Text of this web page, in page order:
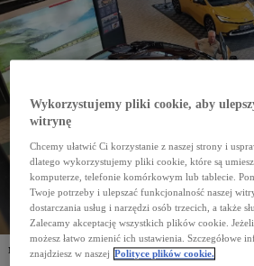
Na pokazach nowej Toyoty C-HR pojawiło się już ponad 15
Polsce można po raz pierwszy przyjrzeć się z bliska drugiej
Wykorzystujemy pliki cookie, aby
witrynę
Chcemy ułatwić Ci korzystanie z naszej strony i
dlatego wykorzystujemy pliki cookie, które są
komputerze, telefonie komórkowym lub tablecie.
Twoje potrzeby i ulepszać funkcjonalność naszej
dostarczania usług i narzędzi osób trzecich, a także
Zalecamy akceptację wszystkich plików cookie.
możesz łatwo zmienić ich ustawienia. Szczegółowe
znajdziesz w naszej Polityce plików cookie.